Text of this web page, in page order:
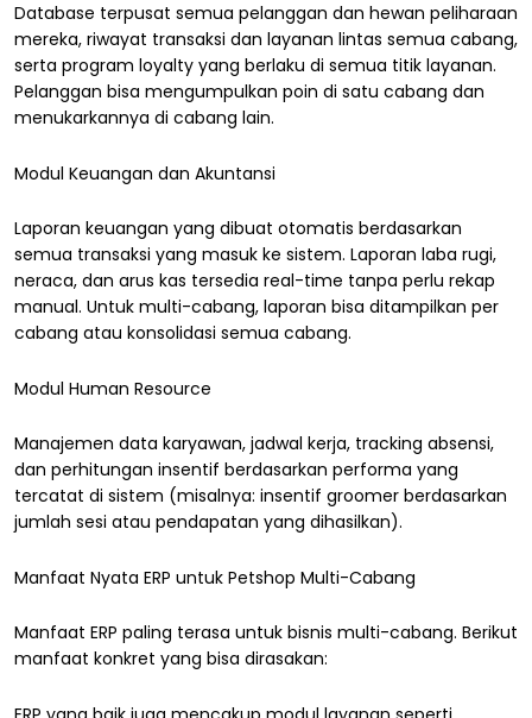
Database terpusat semua pelanggan dan hewan peliharaan
mereka, riwayat transaksi dan layanan lintas semua cabang,
serta program loyalty yang berlaku di semua titik layanan.
Pelanggan bisa mengumpulkan poin di satu cabang dan
menukarkannya di cabang lain.
Modul Keuangan dan Akuntansi
Laporan keuangan yang dibuat otomatis berdasarkan
semua transaksi yang masuk ke sistem. Laporan laba rugi,
neraca, dan arus kas tersedia real-time tanpa perlu rekap
manual. Untuk multi-cabang, laporan bisa ditampilkan per
cabang atau konsolidasi semua cabang.
Modul Human Resource
Manajemen data karyawan, jadwal kerja, tracking absensi,
dan perhitungan insentif berdasarkan performa yang
tercatat di sistem (misalnya: insentif groomer berdasarkan
jumlah sesi atau pendapatan yang dihasilkan).
Manfaat Nyata ERP untuk Petshop Multi-Cabang
Manfaat ERP paling terasa untuk bisnis multi-cabang. Berikut
manfaat konkret yang bisa dirasakan: